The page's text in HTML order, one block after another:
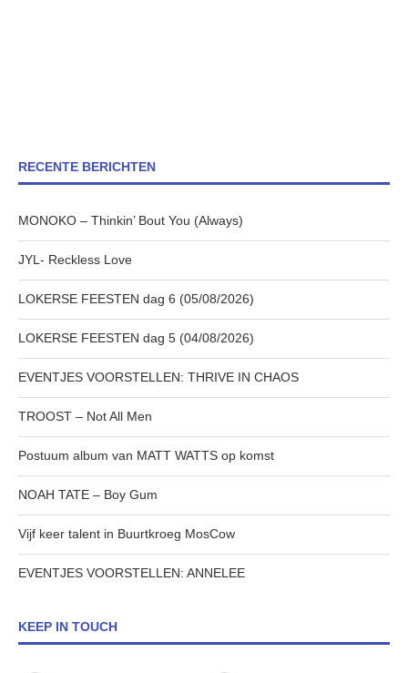
RECENTE BERICHTEN
MONOKO – Thinkin’ Bout You (Always)
JYL- Reckless Love
LOKERSE FEESTEN dag 6 (05/08/2026)
LOKERSE FEESTEN dag 5 (04/08/2026)
EVENTJES VOORSTELLEN: THRIVE IN CHAOS
TROOST – Not All Men
Postuum album van MATT WATTS op komst
NOAH TATE – Boy Gum
Vijf keer talent in Buurtkroeg MosCow
EVENTJES VOORSTELLEN: ANNELEE
KEEP IN TOUCH